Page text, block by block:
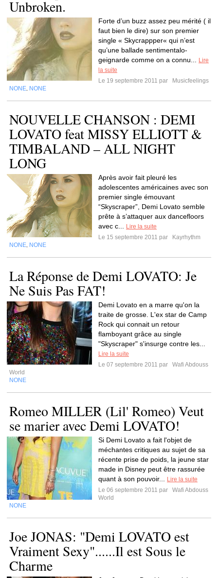
Unbroken.
Forte d’un buzz assez peu mérité ( il
faut bien le dire) sur son premier
single « Skycrappper« qui n’est
qu’une ballade sentimentalo-
geignarde comme on a connu...
Lire
la suite
Le 19 septembre 2011 par
Musicfeelings
NONE NONE
NOUVELLE CHANSON : DEMI
LOVATO feat MISSY ELLIOTT &
TIMBALAND – ALL NIGHT
LONG
Après avoir fait pleuré les
adolescentes américaines avec son
premier single émouvant
“Skyscraper”, Demi Lovato semble
prête à s’attaquer aux dancefloors
avec c...
Lire la suite
Le 15 septembre 2011 par
Kayrhythm
NONE NONE
La Réponse de Demi LOVATO: Je
Ne Suis Pas FAT!
Demi Lovato en a marre qu'on la
traite de grosse. L'ex star de Camp
Rock qui connait un retour
flamboyant grâce au single
"Skyscraper" s'insurge contre les...
Lire la suite
Le 07 septembre 2011 par
Wafi Abdouss
World
NONE
Romeo MILLER (Lil' Romeo) Veut
se marier avec Demi LOVATO!
Si Demi Lovato a fait l'objet de
méchantes critiques au sujet de sa
récente prise de poids, la jeune star
made in Disney peut être rassurée
quant à son pouvoir...
Lire la suite
Le 06 septembre 2011 par
Wafi Abdouss
World
NONE
Joe JONAS: "Demi LOVATO est
Vraiment Sexy"......Il est Sous le
Charme